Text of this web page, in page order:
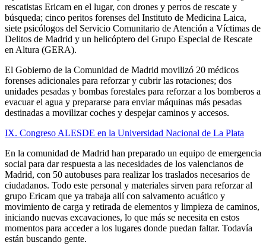
rescatistas Ericam en el lugar, con drones y perros de rescate y
búsqueda; cinco peritos forenses del Instituto de Medicina Laica,
siete psicólogos del Servicio Comunitario de Atención a Víctimas de
Delitos de Madrid y un helicóptero del Grupo Especial de Rescate
en Altura (GERA).
El Gobierno de la Comunidad de Madrid movilizó 20 médicos
forenses adicionales para reforzar y cubrir las rotaciones; dos
unidades pesadas y bombas forestales para reforzar a los bomberos a
evacuar el agua y prepararse para enviar máquinas más pesadas
destinadas a movilizar coches y despejar caminos y accesos.
IX. Congreso ALESDE en la Universidad Nacional de La Plata
En la comunidad de Madrid han preparado un equipo de emergencia
social para dar respuesta a las necesidades de los valencianos de
Madrid, con 50 autobuses para realizar los traslados necesarios de
ciudadanos. Todo este personal y materiales sirven para reforzar al
grupo Ericam que ya trabaja allí con salvamento acuático y
movimiento de carga y retirada de elementos y limpieza de caminos,
iniciando nuevas excavaciones, lo que más se necesita en estos
momentos para acceder a los lugares donde puedan faltar. Todavía
están buscando gente.